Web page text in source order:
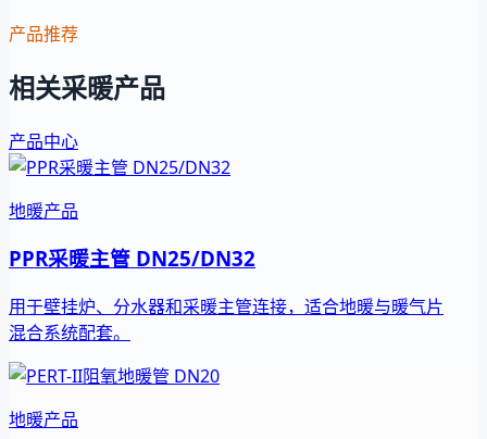
产品推荐
相关采暖产品
产品中心
地暖产品
PPR采暖主管 DN25/DN32
用于壁挂炉、分水器和采暖主管连接，适合地暖与暖气片
混合系统配套。
地暖产品